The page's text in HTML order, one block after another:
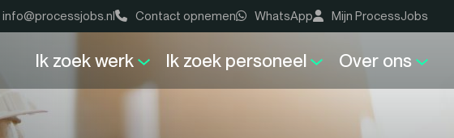
info@processjobs.nl Contact opnemen WhatsApp Mijn ProcessJobs
Ik zoek werk Ik zoek personeel Over ons